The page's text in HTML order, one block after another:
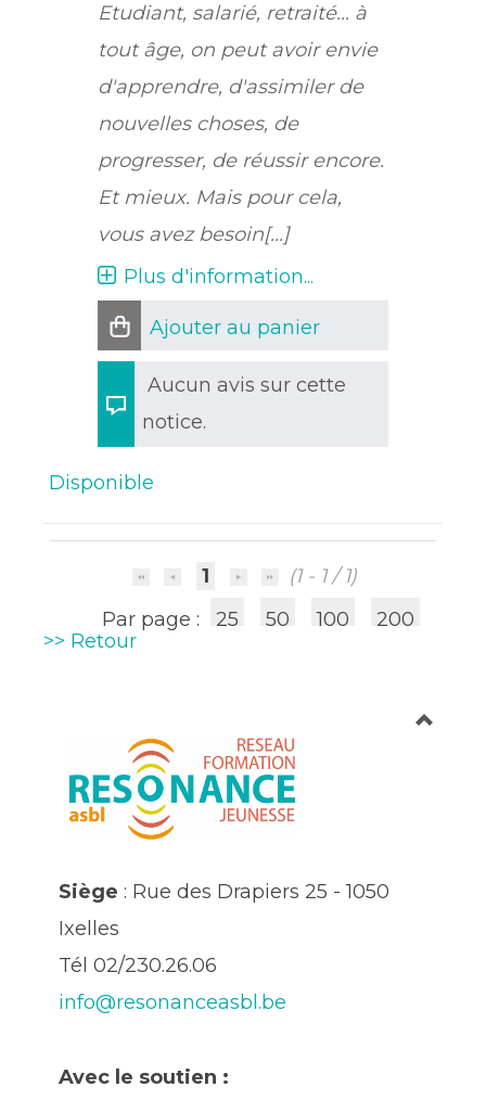
Etudiant, salarié, retraité... à
tout âge, on peut avoir envie
d'apprendre, d'assimiler de
nouvelles choses, de
progresser, de réussir encore.
Et mieux. Mais pour cela,
vous avez besoin[...]
Plus d'information...
Ajouter au panier
Aucun avis sur cette
notice.
Disponible
1
(1 - 1 / 1)
Par page :
25 50 100
200
>> Retour
Siège : Rue des Drapiers 25 - 1050
Ixelles
Tél 02/230.26.06
info@resonanceasbl.be
Avec le soutien :